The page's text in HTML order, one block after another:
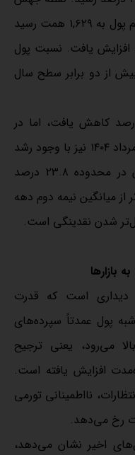
اصلی در ۱۴۰۱ ثبت شد؛ جایی که حجم پول به ۱,۶۲۹ همت رسید
نقدینگی به ۲۵.۷ درصد افزایش یافت. نسبت پول
صعود کرد؛ بیش از دو برابر سطح سال
سهم پول اندکی به ۲۴.۳ درصد کاهش یافت، اما در
۱۴۰۳ دوباره به ۲۵.۸ درصد رسید. در مرداد ۱۴۰۴ نیز با وجود رشد
حجم پول به ۲,۸۶۹ همت، سهم آن در محدوده ۲۳.۸ درصد
از میانگین نیمه دوم دهه
بازارها
است که قدرت
پول عمدتاً سپرده‌های
می‌رود، یعنی ترجیح
افزایش یافته است.
نااطمینانی تورمی
رخ می‌دهد.
سال‌های اخیر نشان می‌دهد،